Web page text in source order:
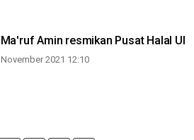
Amin resmikan Pusat Halal UI
2021 12:10